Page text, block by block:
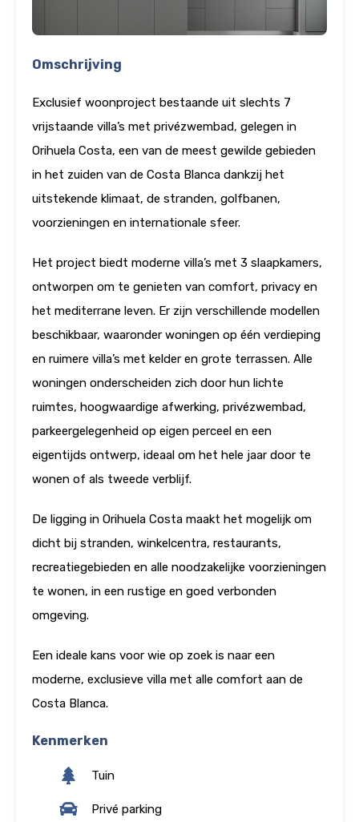
Omschrijving
Exclusief woonproject bestaande uit slechts 7
vrijstaande villa’s met privézwembad, gelegen in
Orihuela Costa, een van de meest gewilde gebieden
in het zuiden van de Costa Blanca dankzij het
uitstekende klimaat, de stranden, golfbanen,
voorzieningen en internationale sfeer.
Het project biedt moderne villa’s met 3 slaapkamers,
ontworpen om te genieten van comfort, privacy en
het mediterrane leven. Er zijn verschillende modellen
beschikbaar, waaronder woningen op één verdieping
en ruimere villa’s met kelder en grote terrassen. Alle
woningen onderscheiden zich door hun lichte
ruimtes, hoogwaardige afwerking, privézwembad,
parkeergelegenheid op eigen perceel en een
eigentijds ontwerp, ideaal om het hele jaar door te
wonen of als tweede verblijf.
De ligging in Orihuela Costa maakt het mogelijk om
dicht bij stranden, winkelcentra, restaurants,
recreatiegebieden en alle noodzakelijke voorzieningen
te wonen, in een rustige en goed verbonden
omgeving.
Een ideale kans voor wie op zoek is naar een
moderne, exclusieve villa met alle comfort aan de
Costa Blanca.
Kenmerken
Tuin
Privé parking